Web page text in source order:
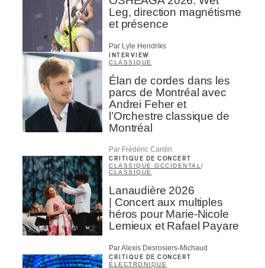
Leg, direction magnétisme
et présence
Par Lyle Hendriks
INTERVIEW
CLASSIQUE
Élan de cordes dans les
parcs de Montréal avec
Andrei Feher et
l’Orchestre classique de
Montréal
Par Frédéric Cardin
CRITIQUE DE CONCERT
CLASSIQUE OCCIDENTAL/
CLASSIQUE
Lanaudière 2026
| Concert aux multiples
héros pour Marie-Nicole
Lemieux et Rafael Payare
Par Alexis Desrosiers-Michaud
CRITIQUE DE CONCERT
ÉLECTRONIQUE